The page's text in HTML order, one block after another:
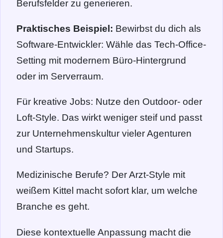
Berufsfelder zu generieren.
Praktisches Beispiel: Bewirbst du dich als
Software-Entwickler: Wähle das Tech-Office-
Setting mit modernem Büro-Hintergrund
oder im Serverraum.
Für kreative Jobs: Nutze den Outdoor- oder
Loft-Style. Das wirkt weniger steif und passt
zur Unternehmenskultur vieler Agenturen
und Startups.
Medizinische Berufe? Der Arzt-Style mit
weißem Kittel macht sofort klar, um welche
Branche es geht.
Diese kontextuelle Anpassung macht die